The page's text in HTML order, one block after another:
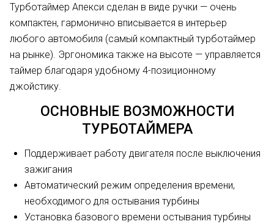
Турботаймер Апекси сделан в виде ручки — очень
компактен, гармонично вписывается в интерьер
любого автомобиля (самый компактный турботаймер
на рынке). Эргономика также на высоте — управляется
таймер благодаря удобному 4-позиционному
джойстику.
ОСНОВНЫЕ ВОЗМОЖНОСТИ
ТУРБОТАЙМЕРА
Поддерживает работу двигателя после выключения
зажигания
Автоматический режим определения времени,
необходимого для остывания турбины
Установка базового времени остывания турбины